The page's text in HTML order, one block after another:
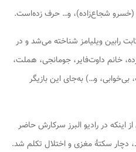
(خسرو شجاع‌زاده)، و… حرف زده‌است.
رابین ویلیامز شناخته می‌شد و در
خانم داوت‌فایر، جومانجی، هملت،
و…) به‌جای این بازیگر
مطرح، ۱۵ آذر ۱۳۹۳، قبل از اینکه در رادیو البرز سرکارش حاضر
دچار سکتهٔ مغزی و اختلال تکلم شد.